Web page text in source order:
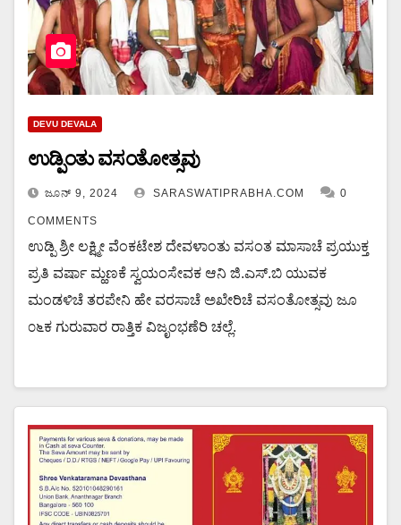
DEVU DEVALA
ಉಡ್ಪಿಂತು ವಸಂತೋತ್ಸವು
ಜೂನ್ 9, 2024 SARASWATIPRABHA.COM 0
COMMENTS
ಉಡ್ಪಿ ಶ್ರೀ ಲಕ್ಷ್ಮೀ ವೆಂಕಟೇಶ ದೇವಳಾಂತು ವಸಂತ ಮಾಸಾಚೆ ಪ್ರಯುಕ್ತ
ಪ್ರತಿ ವರ್ಷಾ ಮ್ಹಣಕೆ ಸ್ವಯಂಸೇವಕ ಆನಿ ಜಿ.ಎಸ್.ಬಿ ಯುವಕ
ಮಂಡಳಿಚೆ ತರಪೇನಿ ಹೇ ವರಸಾಚೆ ಅಖೇರಿಚೆ ವಸಂತೋತ್ಸವು ಜೂ
೦೬ಕ ಗುರುವಾರ ರಾತ್ತಿಕ ವಿಜೃಂಭಣೆರಿ ಚಲ್ಲೆ.